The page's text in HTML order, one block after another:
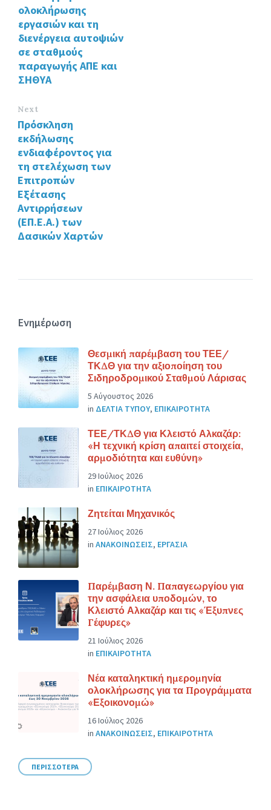
ολοκλήρωσης
εργασιών και τη
διενέργεια αυτοψιών
σε σταθμούς
παραγωγής ΑΠΕ και
ΣΗΘΥΑ
Next
Πρόσκληση
εκδήλωσης
ενδιαφέροντος για
τη στελέχωση των
Επιτροπών
Εξέτασης
Αντιρρήσεων
(ΕΠ.Ε.Α.) των
Δασικών Χαρτών
Ενημέρωση
Θεσμική παρέμβαση του ΤΕΕ/
ΤΚΔΘ για την αξιοποίηση του
Σιδηροδρομικού Σταθμού Λάρισας
5 Αύγουστος 2026
in ΔΕΛΤΙΑ ΤΥΠΟΥ, ΕΠΙΚΑΙΡΟΤΗΤΑ
ΤΕΕ/ΤΚΔΘ για Κλειστό Αλκαζάρ:
«Η τεχνική κρίση απαιτεί στοιχεία,
αρμοδιότητα και ευθύνη»
29 Ιούλιος 2026
in ΕΠΙΚΑΙΡΟΤΗΤΑ
Ζητείται Μηχανικός
27 Ιούλιος 2026
in ΑΝΑΚΟΙΝΩΣΕΙΣ, ΕΡΓΑΣΙΑ
Παρέμβαση Ν. Παπαγεωργίου για
την ασφάλεια υποδομών, το
Κλειστό Αλκαζάρ και τις «Έξυπνες
Γέφυρες»
21 Ιούλιος 2026
in ΕΠΙΚΑΙΡΟΤΗΤΑ
Νέα καταληκτική ημερομηνία
ολοκλήρωσης για τα Προγράμματα
«Εξοικονομώ»
16 Ιούλιος 2026
in ΑΝΑΚΟΙΝΩΣΕΙΣ, ΕΠΙΚΑΙΡΟΤΗΤΑ
ΠΕΡΙΣΣΟΤΕΡΑ